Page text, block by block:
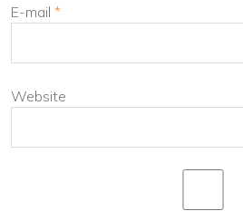
E-mail *
Website